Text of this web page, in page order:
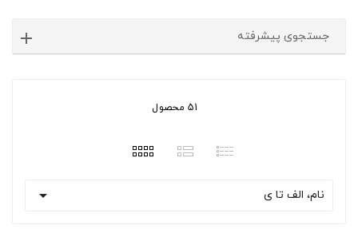
جستجوی پیشرفته
51 محصول
نام، الف تا ی 